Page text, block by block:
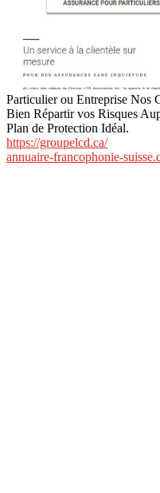
Particulier ou Entreprise Nos
Bien Répartir vos Risques
Plan de Protection Idéal.
https://groupelcd.ca/
annuaire-francophonie-